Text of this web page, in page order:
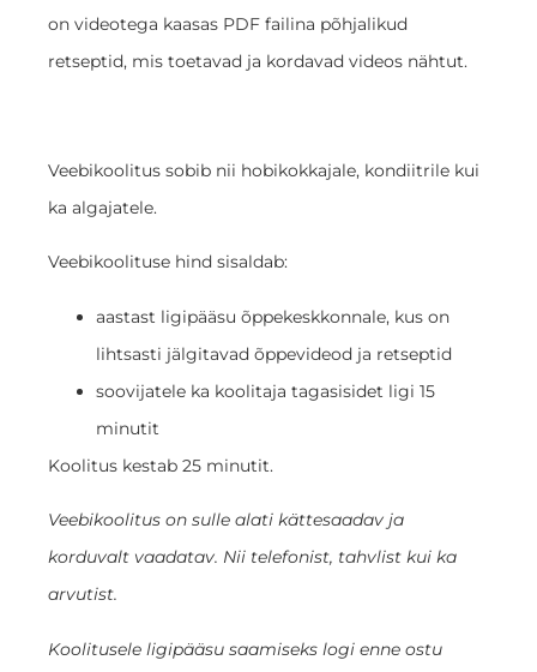
on videotega kaasas PDF failina põhjalikud
retseptid, mis toetavad ja kordavad videos nähtut.
Veebikoolitus sobib nii hobikokkajale, kondiitrile kui
ka algajatele.
Veebikoolituse hind sisaldab:
aastast ligipääsu õppekeskkonnale, kus on
lihtsasti jälgitavad õppevideod ja retseptid
soovijatele ka koolitaja tagasisidet ligi 15
minutit
Koolitus kestab 25 minutit.
Veebikoolitus on sulle alati kättesaadav ja
korduvalt vaadatav. Nii telefonist, tahvlist kui ka
arvutist.
Koolitusele ligipääsu saamiseks logi enne ostu